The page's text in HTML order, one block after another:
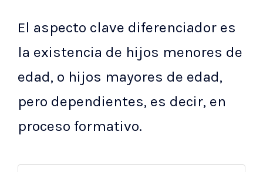
El aspecto clave diferenciador es
la existencia de hijos menores de
edad, o hijos mayores de edad,
pero dependientes, es decir, en
proceso formativo.